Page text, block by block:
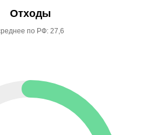
Отходы
по РФ: 27,6